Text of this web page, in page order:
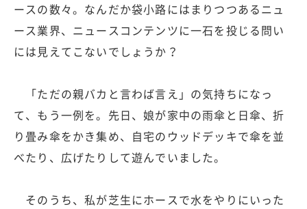
ースの数々。なんだか袋小路にはまりつつあるニュ
ース業界、ニュースコンテンツに一石を投じる問い
には見えてこないでしょうか？
「ただの親バカと言わば言え」の気持ちになっ
て、もう一例を。先日、娘が家中の雨傘と日傘、折
り畳み傘をかき集め、自宅のウッドデッキで傘を並
べたり、広げたりして遊んでいました。
そのうち、私が芝生にホースで水をやりにいった